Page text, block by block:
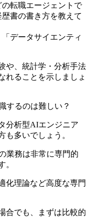
の転職エージェントで
書の書き方を教えて
データサイエンティ
や、統計学・分析手法
れることを示しましょ
するのは難しい？
分析型AIエンジニア
も多いでしょう。
業務は非常に専門的
。
化理論など高度な専門
合でも、まずは比較的